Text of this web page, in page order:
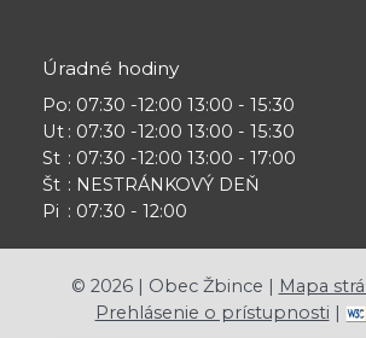
Úradné hodiny
Po
Ut
St
Št
Pi
: 07:30 -12:00 13:00 - 15:30
: 07:30 -12:00 13:00 - 15:30
: 07:30 -12:00 13:00 - 17:00
: NESTRÁNKOVÝ DEŇ
: 07:30 - 12:00
© 2026| Obec Žbince | Mapa
Prehlásenie o prístupnosti |